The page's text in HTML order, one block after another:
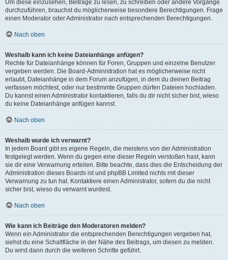
Um diese einzusehen, Beiträge zu lesen, zu schreiben oder andere Vorgänge
durchzuführen, brauchst du möglicherweise besondere Berechtigungen. Frage
einen Moderator oder Administrator nach entsprechenden Berechtigungen.
Nach oben
Weshalb kann ich keine Dateianhänge anfügen?
Rechte für Dateianhänge können für Foren, Gruppen und einzelne Benutzer
vergeben werden. Die Board-Administration hat es möglicherweise nicht
erlaubt, Dateianhänge in dem Forum anzufügen, in dem du deinen Beitrag
verfassen möchtest, oder nur bestimmte Gruppen dürfen Dateien hochladen.
Du kannst einen Administrator kontaktieren, falls du dir nicht sicher bist, wieso
du keine Dateianhänge anfügen kannst.
Nach oben
Weshalb wurde ich verwarnt?
In jedem Board gibt es eigene Regeln, die meistens von der Administration
festgelegt werden. Wenn du gegen eine dieser Regeln verstoßen hast, kann
sie dir eine Verwarnung erteilen. Bitte beachte, dass dies die Entscheidung der
Administration dieses Boards ist und phpBB Limited nichts mit dieser
Verwarnung zu tun hat. Kontaktiere einen Administrator, sofern du die nicht
sicher bist, wieso du verwarnt wurdest.
Nach oben
Wie kann ich Beiträge den Moderatoren melden?
Wenn ein Administrator die entsprechenden Berechtigungen vergeben hat,
siehst du eine Schaltfläche in der Nähe des Beitrags, um diesen zu melden.
Du wirst dann durch die weiteren Schritte geführt.